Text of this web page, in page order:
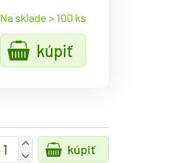
Na sklade > 100 ks
+
-
kúpiť
+
-
kúpiť